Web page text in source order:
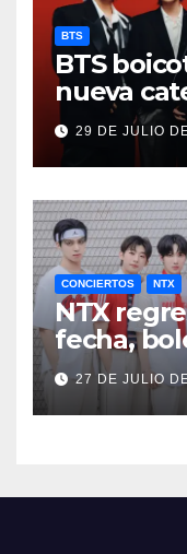
BTS
BTS
nueva
29 DE JULIO
CONCIERTOS NTX
NTX
fecha,
VIP
27 DE JULIO